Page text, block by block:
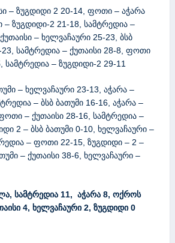
– ზუგდიდი 2 20-14, ფოთი – აჭარა
– ზუგდიდი-2 21-18, სამტრედია –
– ხელვაჩაური 25-23, ბსბ
23, სამტრედია – ქუთაისი 28-8, ფოთი
სამტრედია – ზუგდიდი-2 29-11
– ხელვაჩაური 23-13, აჭარა –
– ბსბ ბათუმი 16-16, აჭარა –
– ქუთაისი 28-16, სამტრედია –
2 – ბსბ ბათუმი 0-10, ხელვაჩაური –
– ფოთი 22-15, ზუგდიდი – 2 –
– ქუთაისი 38-6, ხელვაჩაური –
, სამტრედია 11, აჭარა 8, ოქროს
4, ხელვაჩაური 2, ზუგდიდი 0